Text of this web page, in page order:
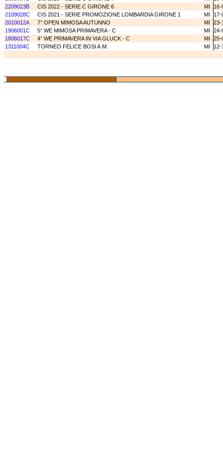
2209023B
CIS 2022 - SERIE C GIRONE 6 MI
16-
2109028C
CIS 2021 - SERIE PROMOZIONE LOMBARDIA GIRONE 1 MI
17-
2010012A
7° OPEN MIMOSA AUTUNNO MI
23-
1906001C
5° WE MIMOSA PRIMAVERA - C MI
24-
1806017C
4° WE PRIMAVERA IN VIA GLUCK - C MI
25-
1311004C
TORNEO FELICE BOSI A.M. MI 12-